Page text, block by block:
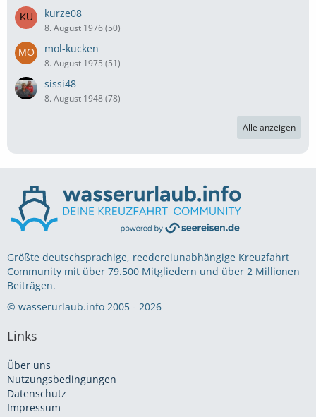
kurze08
8. August 1976 (50)
mol-kucken
8. August 1975 (51)
sissi48
8. August 1948 (78)
Alle anzeigen
Größte deutschsprachige, reedereiunabhängige Kreuzfahrt
Community mit über 79.500 Mitgliedern und über 2 Millionen
Beiträgen.
© wasserurlaub.info 2005 - 2026
Links
Über uns
Nutzungsbedingungen
Datenschutz
Impressum